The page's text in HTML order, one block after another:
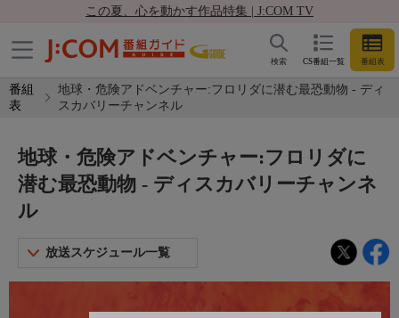
この夏、心を動かす作品特集 | J:COM TV
CS番組一覧 番組表
検索
番組
表
地球・危険アドベンチャー:フロリダに潜む最恐動物 - ディ
スカバリーチャンネル
地球・危険アドベンチャー:フロリダに
潜む最恐動物 - ディスカバリーチャンネ
ル
放送スケジュール一覧